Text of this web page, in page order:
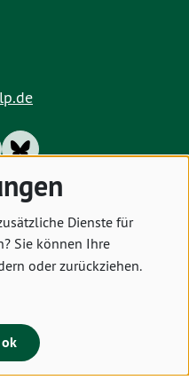
Cookies
Dienste für
Sie können Ihre
oder zurückziehen.